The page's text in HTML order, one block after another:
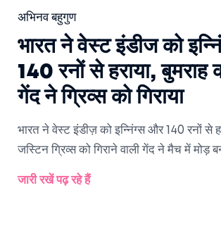
अभिनव बहुगुण
भारत ने वेस्ट इंडीज को
140 रनों से हराया, बुमराह
गेंद ने ग्रिव्स को गिराया
भारत ने वेस्ट इंडीज़ को इन्निंग्स और 140 रनों से
जस्टिन ग्रिव्स को गिराने वाली गेंद ने मैच में मोड़
जारी रखें पढ़ रहे हैं